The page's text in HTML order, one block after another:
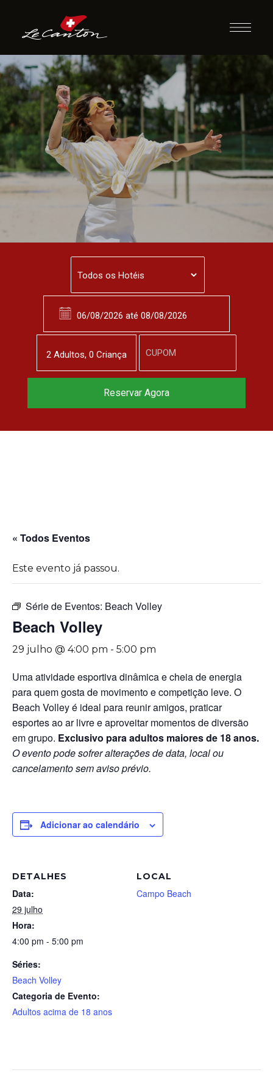
Beach Volley
« Todos Eventos
Este evento já passou.
Série de Eventos: Beach Volley
Beach Volley
29 julho @ 4:00 pm - 5:00 pm
Uma atividade esportiva dinâmica e cheia de energia
para quem gosta de movimento e competição leve. O
Beach Volley é ideal para reunir amigos, praticar
esportes ao ar livre e aproveitar momentos de diversão
em grupo. Exclusivo para adultos maiores de 18 anos.
O evento pode sofrer alterações de data, local ou
cancelamento sem aviso prévio.
Adicionar ao calendário
DETALHES
Data:
29 julho
Hora:
4:00 pm - 5:00 pm
Séries:
Beach Volley
Categoria de Evento:
Adultos acima de 18 anos
LOCAL
Campo Beach
2 Adultos, 0 Criança
Reservar Agora